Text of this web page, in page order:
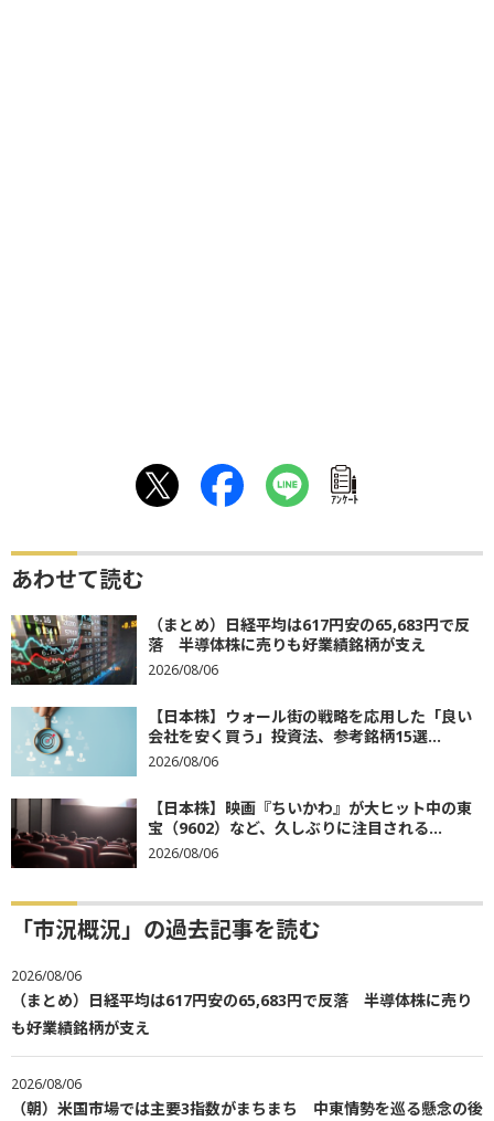
ｱﾝｹｰﾄ
あわせて読む
（まとめ）日経平均は617円安の65,683円で反
落 半導体株に売りも好業績銘柄が支え
2026/08/06
【日本株】ウォール街の戦略を応用した「良い
会社を安く買う」投資法、参考銘柄15選...
2026/08/06
【日本株】映画『ちいかわ』が大ヒット中の東
宝（9602）など、久しぶりに注目される...
2026/08/06
「市況概況」の過去記事を読む
2026/08/06
（まとめ）日経平均は617円安の65,683円で反落 半導体株に売り
も好業績銘柄が支え
2026/08/06
（朝）米国市場では主要3指数がまちまち 中東情勢を巡る懸念の後